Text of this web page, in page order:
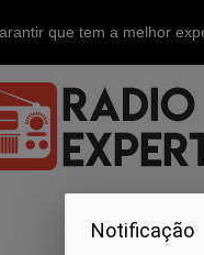
que tem a melhor
Notificação